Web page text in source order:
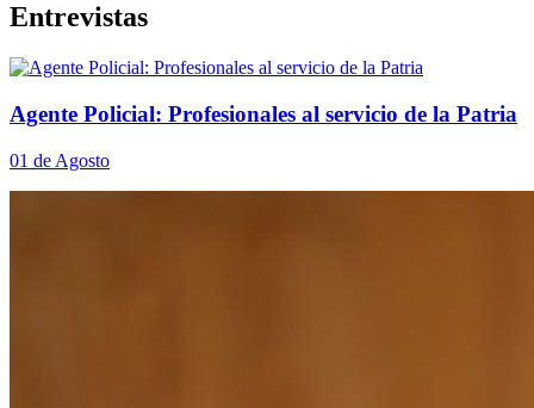
Entrevistas
Agente Policial: Profesionales al servicio de la Patria
01 de Agosto